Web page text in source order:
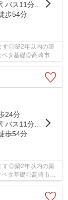
11分 「国道十字路」 停歩21分
歩54分
す◎築2年以内の築
ベタ基礎◎高崎市の
24分
11分 「国道十字路」 停歩21分
歩54分
す◎築2年以内の築
ベタ基礎◎高崎市の